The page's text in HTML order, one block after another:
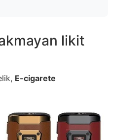
likit
E-cigarete